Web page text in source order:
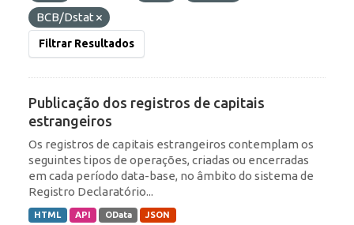
BCB/Dstat
Filtrar Resultados
Publicação dos registros de capitais
estrangeiros
Os registros de capitais estrangeiros contemplam os
seguintes tipos de operações, criadas ou encerradas
em cada período data-base, no âmbito do sistema de
Registro Declaratório...
HTML API OData JSON